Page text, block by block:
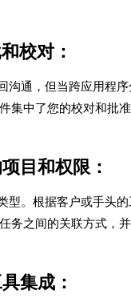
校对：
沟通，但当跨应用程
集中了您的校对和批
目和权限：
型。根据客户或手头
务之间的关联方式，
集成：